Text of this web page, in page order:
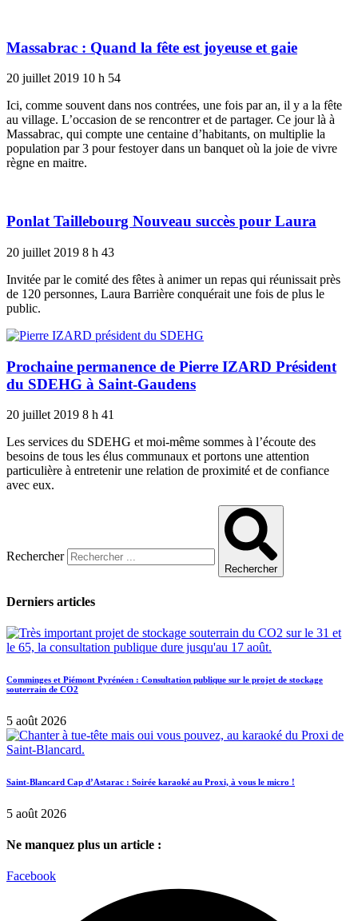
Massabrac : Quand la fête est joyeuse et gaie
20 juillet 2019 10 h 54
Ici, comme souvent dans nos contrées, une fois par an, il y a la fête
au village. L’occasion de se rencontrer et de partager. Ce jour là à
Massabrac, qui compte une centaine d’habitants, on multiplie la
population par 3 pour festoyer dans un banquet où la joie de vivre
règne en maitre.
Ponlat Taillebourg Nouveau succès pour Laura
20 juillet 2019 8 h 43
Invitée par le comité des fêtes à animer un repas qui réunissait près
de 120 personnes, Laura Barrière conquérait une fois de plus le
public.
Prochaine permanence de Pierre IZARD Président
du SDEHG à Saint-Gaudens
20 juillet 2019 8 h 41
Les services du SDEHG et moi-même sommes à l’écoute des
besoins de tous les élus communaux et portons une attention
particulière à entretenir une relation de proximité et de confiance
avec eux.
Rechercher
Rechercher
Derniers articles
Comminges et Piémont Pyrénéen : Consultation publique sur le projet de stockage
souterrain de CO2
5 août 2026
Saint-Blancard Cap d’Astarac : Soirée karaoké au Proxi, à vous le micro !
5 août 2026
Ne manquez plus un article :
Facebook